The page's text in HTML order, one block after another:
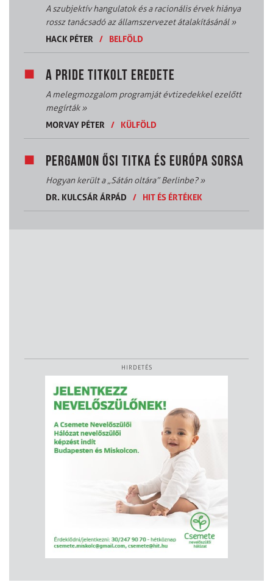
A szubjektív hangulatok és a racionális érvek hiánya
rossz tanácsadó az államszervezet átalakításánál»
HACK PÉTER
/ BELFÖLD
A PRIDE TITKOLT EREDETE
A melegmozgalom programját évtizedekkel ezelőtt
megírták»
MORVAY PÉTER
/ KÜLFÖLD
PERGAMON ŐSI TITKA ÉS EURÓPA SORSA
Hogyan került a „Sátán oltára” Berlinbe?»
DR. KULCSÁR ÁRPÁD
/ HIT ÉS ÉRTÉKEK
HIRDETÉS